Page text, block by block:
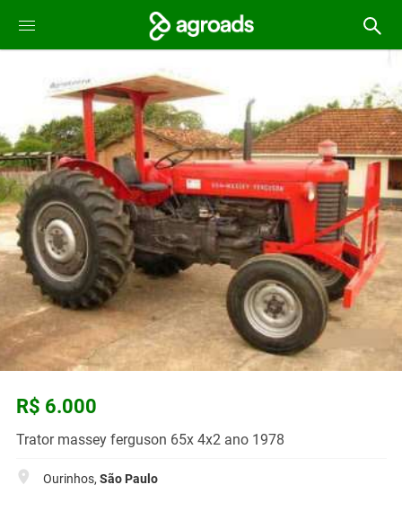
R$ 6.000
Trator massey ferguson 65x 4x2 ano 1978
Ourinhos, São Paulo